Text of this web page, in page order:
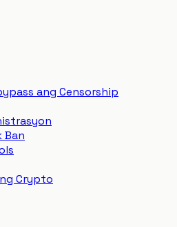
ang Censorship
Ban
Crypto